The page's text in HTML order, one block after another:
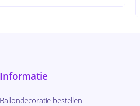
Informatie
Ballondecoratie bestellen